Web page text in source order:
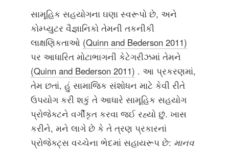
સામૂહિક સહયોગના ઘણા સ્વરૂપો છે, અને
કોમ્પ્યુટર વૈજ્ઞાનિકો તેમની તકનીકી
લાક્ષણિકતાઓ (Quinn and Bederson 2011)
પર આધારિત મોટાભાગની કેટેગરીઝમાં તેમને
(Quinn and Bederson 2011) . આ પ્રકરણમાં,
તેમ છતાં, હું સામાજિક સંશોધન માટે કેવી રીતે
ઉપયોગ કરી શકું તે આધારે સામૂહિક સહયોગ
પ્રોજેક્ટને વર્ગીકૃત કરવા જઈ રહ્યો છું. ખાસ
કરીને, મને લાગે છે કે તે ત્રણ પ્રકારનાં
પ્રોજેક્ટ્સ વચ્ચેના ભેદમાં સહાયરૂપ છે: માનવ